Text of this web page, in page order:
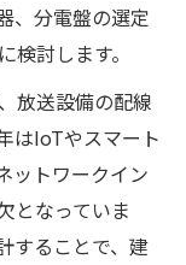
、分電盤の選定
討します。
放送設備の配線
はIoTやスマート
ットワークイン
となっていま
することで、建